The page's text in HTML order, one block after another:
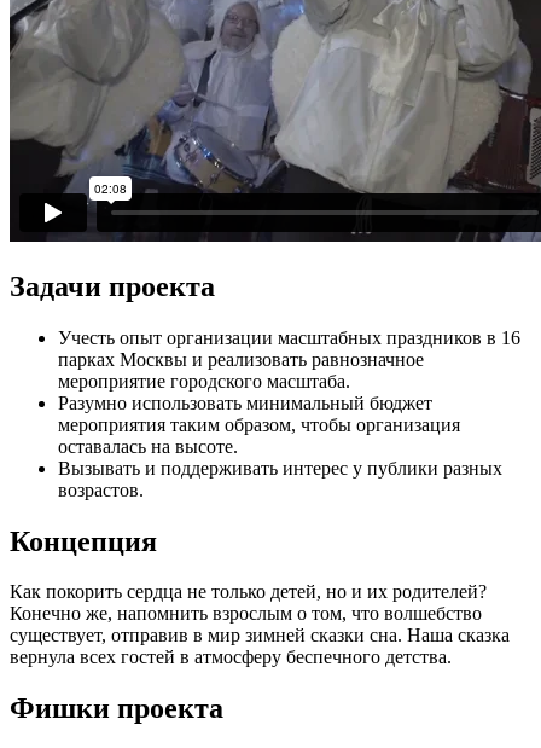
Задачи проекта
Учесть опыт организации масштабных праздников в 16
парках Москвы и реализовать равнозначное
мероприятие городского масштаба.
Разумно использовать минимальный бюджет
мероприятия таким образом, чтобы организация
оставалась на высоте.
Вызывать и поддерживать интерес у публики разных
возрастов.
Концепция
Как покорить сердца не только детей, но и их родителей?
Конечно же, напомнить взрослым о том, что волшебство
существует, отправив в мир зимней сказки сна. Наша сказка
вернула всех гостей в атмосферу беспечного детства.
Фишки проекта